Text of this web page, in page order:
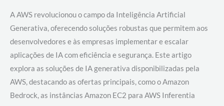
A AWS revolucionou o campo da Inteligência Artificial
Generativa, oferecendo soluções robustas que permitem aos
desenvolvedores e às empresas implementar e escalar
aplicações de IA com eficiência e segurança. Este artigo
explora as soluções de IA generativa disponibilizadas pela
AWS, destacando as ofertas principais, como o Amazon
Bedrock, as instâncias Amazon EC2 para AWS Inferentia